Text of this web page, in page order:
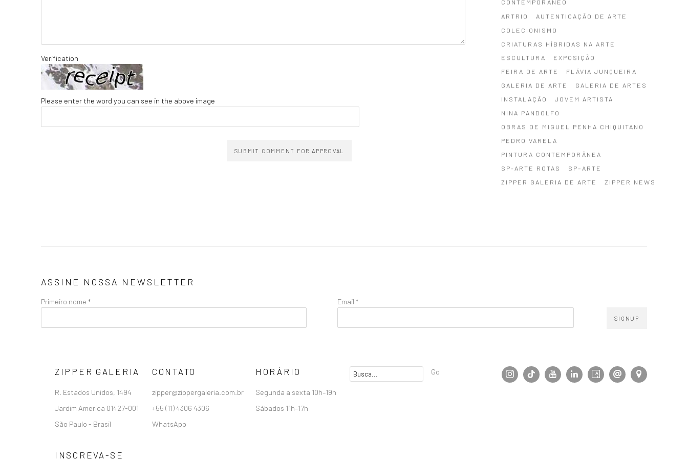
Verification
Please enter the word you can see in the above image
SUBMIT COMMENT FOR APPROVAL
CONTEMPORÂNEO
ARTRIO
AUTENTICAÇÃO DE ARTE
COLECIONISMO
CRIATURAS HÍBRIDAS NA ARTE
ESCULTURA
EXPOSIÇÃO
FEIRA DE ARTE
FLÁVIA JUNQUEIRA
GALERIA DE ARTE
GALERIA DE ARTES
INSTALAÇÃO
JOVEM ARTISTA
NINA PANDOLFO
OBRAS DE MIGUEL PENHA CHIQUITANO
PEDRO VARELA
PINTURA CONTEMPORÂNEA
SP-ARTE ROTAS
SP–ARTE
ZIPPER GALERIA DE ARTE
ZIPPER NEWS
ASSINE NOSSA NEWSLETTER
Primeiro nome * Email *
SIGNUP
ZIPPER GALERIA
R. Estados Unidos, 1494
Jardim America 01427-001
São Paulo - Brasil
INSCREVA-SE
CONTATO
zipper@zippergaleria.com.br
+55 (11) 4306 4306
WhatsApp
HORÁRIO
Segunda a sexta 10h–19h
Sábados 11h–17h
Go